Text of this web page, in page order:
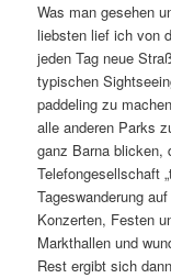
Was man gesehen
liebsten lief ich von
jeden Tag neue
typischen
paddeling zu
alle anderen Parks
ganz Barna blicken,
Telefongesellschaft
Tageswanderung
Konzerten, Festen
Markthallen und
Rest ergibt sich